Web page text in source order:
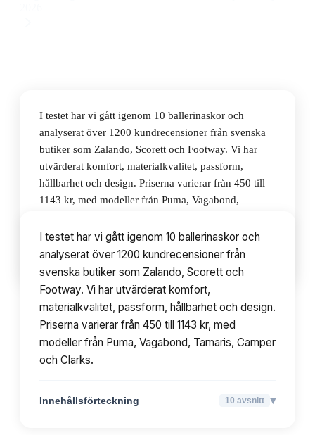
I testet har vi gått igenom 10 ballerinaskor och
analyserat över 1200 kundrecensioner från svenska
butiker som Zalando, Scorett och Footway. Vi har
utvärderat komfort, materialkvalitet, passform,
hållbarhet och design. Priserna varierar från 450 till
1143 kr, med modeller från Puma, Vagabond,
Innehållsförteckning 10avsnitt
I testet har vi gått igenom 10 ballerinaskor och
analyserat över 1200 kundrecensioner från
svenska butiker som Zalando, Scorett och
Footway. Vi har utvärderat komfort,
materialkvalitet, passform, hållbarhet och design.
Priserna varierar från 450 till 1143 kr, med
modeller från Puma, Vagabond, Tamaris, Camper
och Clarks.
Innehållsförteckning 10 avsnitt ▾